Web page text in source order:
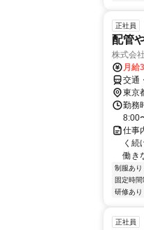
正社員
配管
株式会
月給
交通
東京
勤務
8:00
仕事
く続
働
制服あり
固定時間
研修あり
正社員